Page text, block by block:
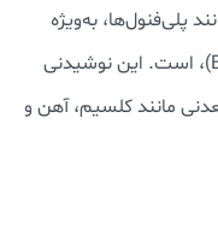
پلی‌فنول‌ها، به‌ویژه
کاتچین‌ها و اپی‌گالوکاتچین گالات (EGCG)، است. این نوشیدنی
مانند کلسیم، آهن و